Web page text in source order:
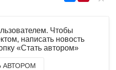
Чтобы
написать новость
«Стать автором»
АВТОРОМ